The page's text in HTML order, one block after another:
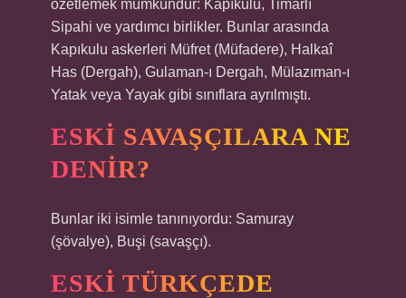
özetlemek mümkündür: Kapıkulu, Timarlı
Sipahi ve yardımcı birlikler. Bunlar arasında
Kapıkulu askerleri Müfret (Müfadere), Halkaî
Has (Dergah), Gulaman-ı Dergah, Mülazıman-ı
Yatak veya Yayak gibi sınıflara ayrılmıştı.
ESKI SAVAŞÇILARA NE
DENIR?
Bunlar iki isimle tanınıyordu: Samuray
(şövalye), Buşi (savaşçı).
ESKI TÜRKÇEDE